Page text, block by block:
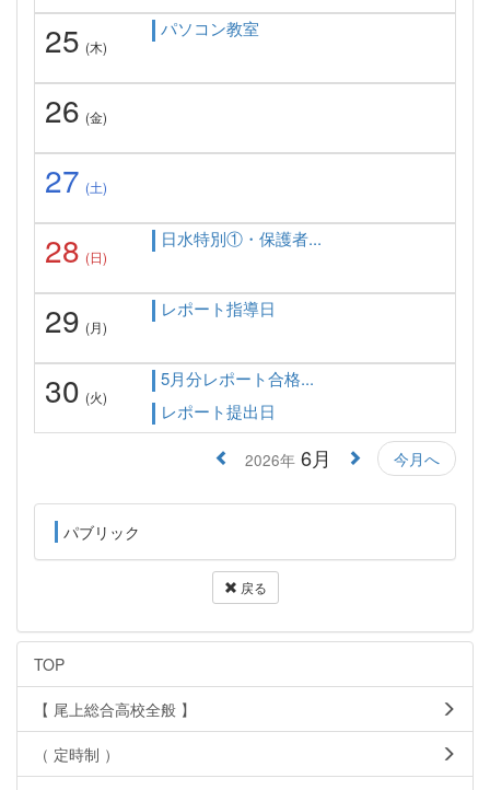
25 (木)
パソコン教室
26 (金)
27 (土)
28 (日)
日水特別①・保護者...
29 (月)
レポート指導日
30 (火)
5月分レポート合格...
レポート提出日
2026年 6月 今月へ
パブリック
戻る
TOP
【 尾上総合高校全般 】
（ 定時制 ）